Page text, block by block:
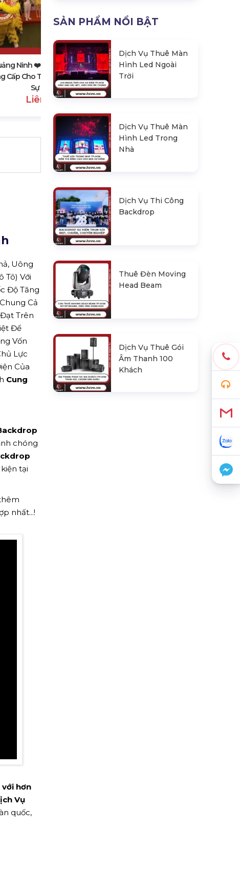
Ninh ❤️️ #top10 Dịch Vụ
Cấp Cho Thuê Lân Sư Rồng,
Sự Kiện
Liên hệ
Quảng Ninh ❤️️ #top10 Đơn Vị Bán
Trường
Liên hệ
Uông
Tô) Với
Độ Tăng
Cả
Trên
Để
Vốn
Lực
Của
Cung
chóng
tại
nhất...!
với hơn
Vụ
quốc,
SẢN PHẨM NỔI BẬT
Dịch Vụ Thuê Màn
Hình Led Ngoài
Trời
Dịch Vụ Thuê Màn
Hình Led Trong
Nhà
Dịch Vụ Thi Công
Backdrop
Thuê Đèn Moving
Head Beam
Dịch Vụ Thuê Gói
Âm Thanh 100
Khách